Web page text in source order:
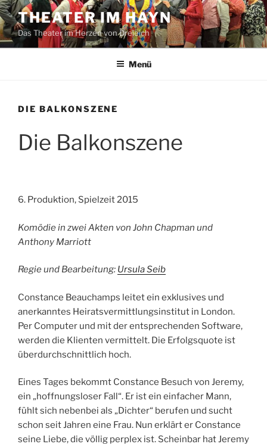
Zum
Inhalt
springen
THEATER IM HAYN
Das Theater im Herzen von Dreieich
Menü
DIE BALKONSZENE
Die Balkonszene
6. Produktion, Spielzeit 2015
Komödie in zwei Akten von John Chapman und
Anthony Marriott
Regie und Bearbeitung: Ursula Seib
Constance Beauchamps leitet ein exklusives und
anerkanntes Heiratsvermittlungsinstitut in London.
Per Computer und mit der entsprechenden Software,
werden die Klienten vermittelt. Die Erfolgsquote ist
überdurchschnittlich hoch.
Eines Tages bekommt Constance Besuch von Jeremy,
ein „hoffnungsloser Fall“. Er ist ein einfacher Mann,
fühlt sich nebenbei als „Dichter“ berufen und sucht
schon seit Jahren eine Frau. Nun erklärt er Constance
seine Liebe, die völlig perplex ist. Scheinbar hat Jeremy